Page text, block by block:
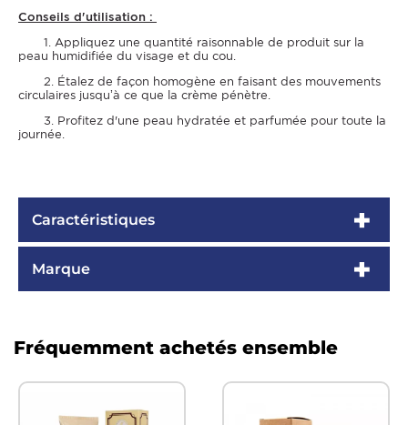
Conseils d'utilisation :
1. Appliquez une quantité raisonnable de produit sur la
peau humidifiée du visage et du cou.
2. Étalez de façon homogène en faisant des mouvements
circulaires jusqu’à ce que la crème pénètre.
3. Profitez d'une peau hydratée et parfumée pour toute la
journée.
Caractéristiques
Marque
Fréquemment achetés ensemble